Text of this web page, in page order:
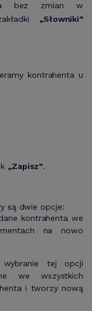
bez zmian w
„Słowniki”
kontrahenta u
„Zapisz”.
są dwie opcje:
kontrahenta we
na nowo
tej opcji
we wszystkich
i tworzy nową